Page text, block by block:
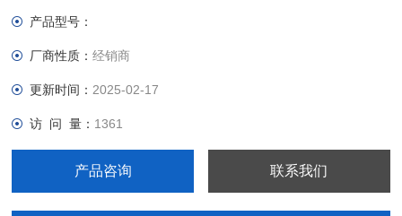
产品型号：
厂商性质：经销商
更新时间： 2025-02-17
访 问 量： 1361
产品咨询 联系我们